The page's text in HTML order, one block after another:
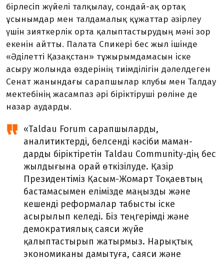
бірлесіп жүйелі талқылау, сондай-ақ ортақ
ұсынымдар мен талдамалық құжаттар әзірлеу
үшін зияткерлік орта қалыптастырудың мәні зор
екенін айтты. Палата Спикері бес жыл ішінде
«Әділетті Қазақстан» тұжырымдама­сын іске
асыру жолында өздерінің тиімділігін дәлелдеген
Сенат жанын­дағы сарап­шылар клубы мен Талдау
мектебінің жасампаз әрі біріктіруші рөліне де
назар аударды.
«Taldau Forum сарапшыларды,
аналитиктерді, белсенді кәсіби маман­
дарды біріктіретін Taldau Community-дің бес
жылдығына орай өткізілуде. Қазір
Президентіміз Қасым-Жомарт Тоқаевтың
бастамасымен елімізде маңызды және
кешенді реформалар табысты іске
асырылып келеді. Біз теңгерімді және
демократиялық саяси жүйе
қалыптастырып жатырмыз. Нарықтық
экономиканы дамытуға, саяси және